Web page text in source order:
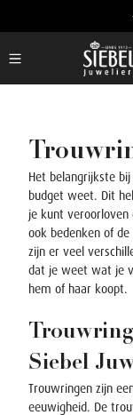
Het belangrijkste
budget weet. Dit
je kunt
ook bedenken of
zijn er veel
dat je weet wat je
hem of haar koopt.
Siebel
Trouwringen zijn
eeuwigheid. De